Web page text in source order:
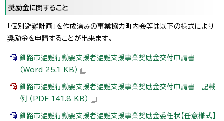
奨励金に関すること
「個別避難計画」を作成済みの事業協力町内会等は以下の様式により
奨励金を申請することが出来ます。
釧路市避難行動要支援者避難支援事業奨励金交付申請書
（Word 25.1 KB）
釧路市避難行動要支援者避難支援事業奨励金交付申請書 記載
例 （PDF 141.8 KB）
釧路市避難行動要支援者避難支援事業奨励金委任状【任意様式】